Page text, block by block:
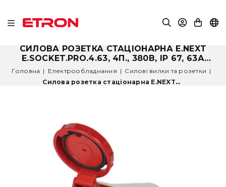
СИЛОВА РОЗЕТКА СТАЦІОНАРНА E.NEXT
E.SOCKET.PRO.4.63, 4П., 380В, IP 67, 63А
P012006
Головна | Електрообладнання | Силові вилки та розетки |
Силова розетка стаціонарна E.NEXT...